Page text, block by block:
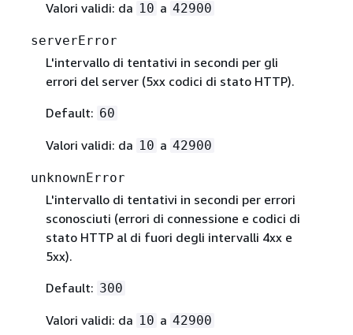
Valori validi: da 10 a 42900
serverError
L'intervallo di tentativi in secondi per gli
errori del server (5xx codici di stato HTTP).
Default: 60
Valori validi: da 10 a 42900
unknownError
L'intervallo di tentativi in secondi per errori
sconosciuti (errori di connessione e codici di
stato HTTP al di fuori degli intervalli 4xx e
5xx).
Default: 300
Valori validi: da 10 a 42900